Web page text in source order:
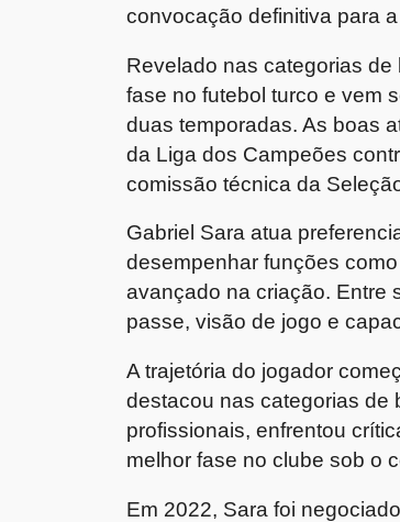
convocação definitiva para
Revelado nas categorias
fase no futebol turco e vem
duas temporadas. As boas
da Liga dos Campeões
comissão técnica da
Gabriel Sara atua
desempenhar funções
avançado na criação. Entre
passe, visão de jogo e
A trajetória do jogador
destacou nas categorias de
profissionais, enfrentou
melhor fase no clube sob o
Em 2022, Sara foi